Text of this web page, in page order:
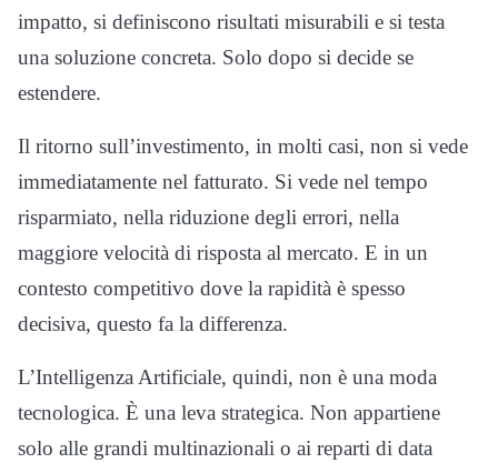
impatto, si definiscono risultati misurabili e si testa
una soluzione concreta. Solo dopo si decide se
estendere.
Il ritorno sull’investimento, in molti casi, non si vede
immediatamente nel fatturato. Si vede nel tempo
risparmiato, nella riduzione degli errori, nella
maggiore velocità di risposta al mercato. E in un
contesto competitivo dove la rapidità è spesso
decisiva, questo fa la differenza.
L’Intelligenza Artificiale, quindi, non è una moda
tecnologica. È una leva strategica. Non appartiene
solo alle grandi multinazionali o ai reparti di data